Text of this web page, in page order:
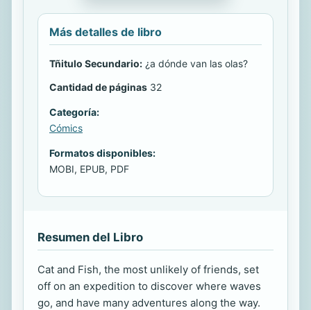
Más detalles de libro
Tñitulo Secundario: ¿a dónde van las olas?
Cantidad de páginas 32
Categoría:
Cómics
Formatos disponibles:
MOBI, EPUB, PDF
Resumen del Libro
Cat and Fish, the most unlikely of friends, set
off on an expedition to discover where waves
go, and have many adventures along the way.